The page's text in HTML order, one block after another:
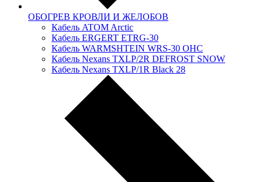
ОБОГРЕВ КРОВЛИ И ЖЕЛОБОВ
Кабель ATOM Arctic
Кабель ERGERT ETRG-30
Кабель WARMSHTEIN WRS-30 OHC
Кабель Nexans TXLP/2R DEFROST SNOW
Кабель Nexans TXLP/1R Black 28